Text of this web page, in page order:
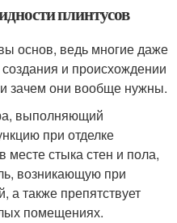
плинтусов
основ, ведь многие даже
и происхождении
зачем они вообще нужны.
выполняющий
при отделке
стыка стен и пола,
возникающую при
а также препятствует
помещениях.